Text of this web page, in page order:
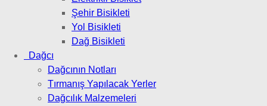
Şehir Bisikleti
Yol Bisikleti
Dağ Bisikleti
Dağcı
Dağcının Notları
Tırmanış Yapılacak Yerler
Dağcılık Malzemeleri